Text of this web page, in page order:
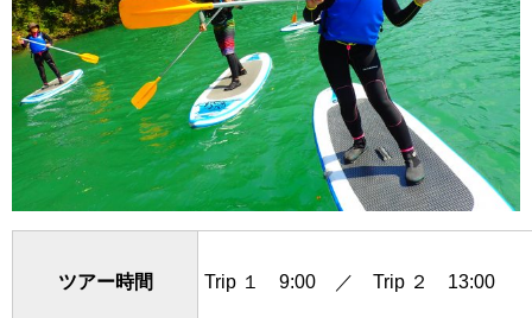
ツアー時間 Trip １ 9:00 ／ Trip ２ 13:00